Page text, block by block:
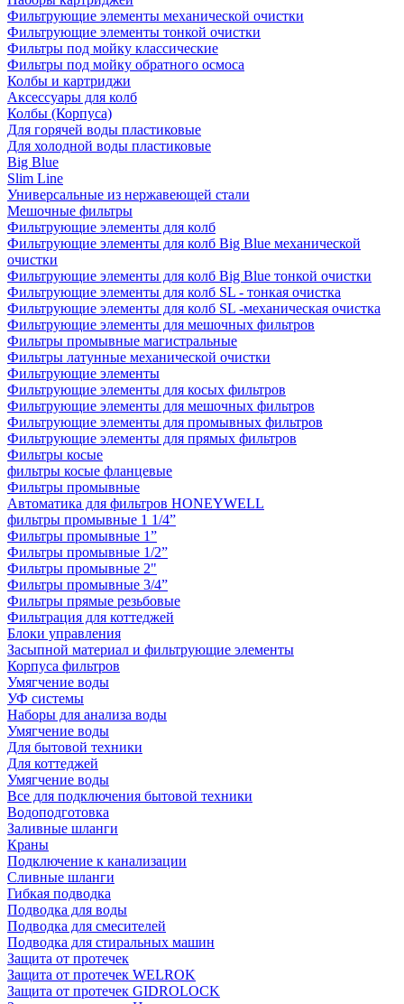
Фильтрующие элементы механической очистки
Фильтрующие элементы тонкой очистки
Фильтры под мойку классические
Фильтры под мойку обратного осмоса
Колбы и картриджи
Аксессуары для колб
Колбы (Корпуса)
Для горячей воды пластиковые
Для холодной воды пластиковые
Big Blue
Slim Line
Универсальные из нержавеющей стали
Мешочные фильтры
Фильтрующие элементы для колб
Фильтрующие элементы для колб Big Blue механической
очистки
Фильтрующие элементы для колб Big Blue тонкой очистки
Фильтрующие элементы для колб SL - тонкая очистка
Фильтрующие элементы для колб SL -механическая очистка
Фильтрующие элементы для мешочных фильтров
Фильтры промывные магистральные
Фильтры латунные механической очистки
Фильтрующие элементы
Фильтрующие элементы для косых фильтров
Фильтрующие элементы для мешочных фильтров
Фильтрующие элементы для промывных фильтров
Фильтрующие элементы для прямых фильтров
Фильтры косые
фильтры косые фланцевые
Фильтры промывные
Автоматика для фильтров HONEYWELL
фильтры промывные 1 1/4”
Фильтры промывные 1”
Фильтры промывные 1/2”
Фильтры промывные 2"
Фильтры промывные 3/4”
Фильтры прямые резьбовые
Фильтрация для коттеджей
Блоки управления
Засыпной материал и фильтрующие элементы
Корпуса фильтров
Умягчение воды
УФ системы
Наборы для анализа воды
Умягчение воды
Для бытовой техники
Для коттеджей
Умягчение воды
Все для подключения бытовой техники
Водоподготовка
Заливные шланги
Краны
Подключение к канализации
Сливные шланги
Гибкая подводка
Подводка для воды
Подводка для смесителей
Подводка для стиральных машин
Защита от протечек
Защита от протечек WELROK
Защита от протечек GIDROLOCK